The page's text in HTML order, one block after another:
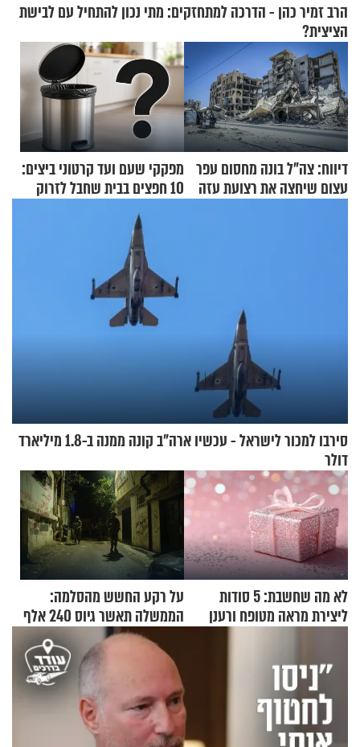
הרב זמיר כהן - הדרכה למתחזקים: מתי נכון להתחיל עם לבישת
הציצית?
דיווח: צה"ל בונה מחסום עפר
עצום שיחצה את רצועת עזה
מפקקי שעם ועד קרטוני ביצים:
10 חפצים בבית שחבל לזרוק
סירבו למכור לישראל - עכשיו ארה"ב קונה ממנה ב-1.8 מיליארד
דולר
לא מה שחשבת: 5 סודות
ליצירת מראה מטופח ורענן
על רקע החשש מהסלמה:
הממשלה תאשר גיוס 240 אלף
אנשי מילואים